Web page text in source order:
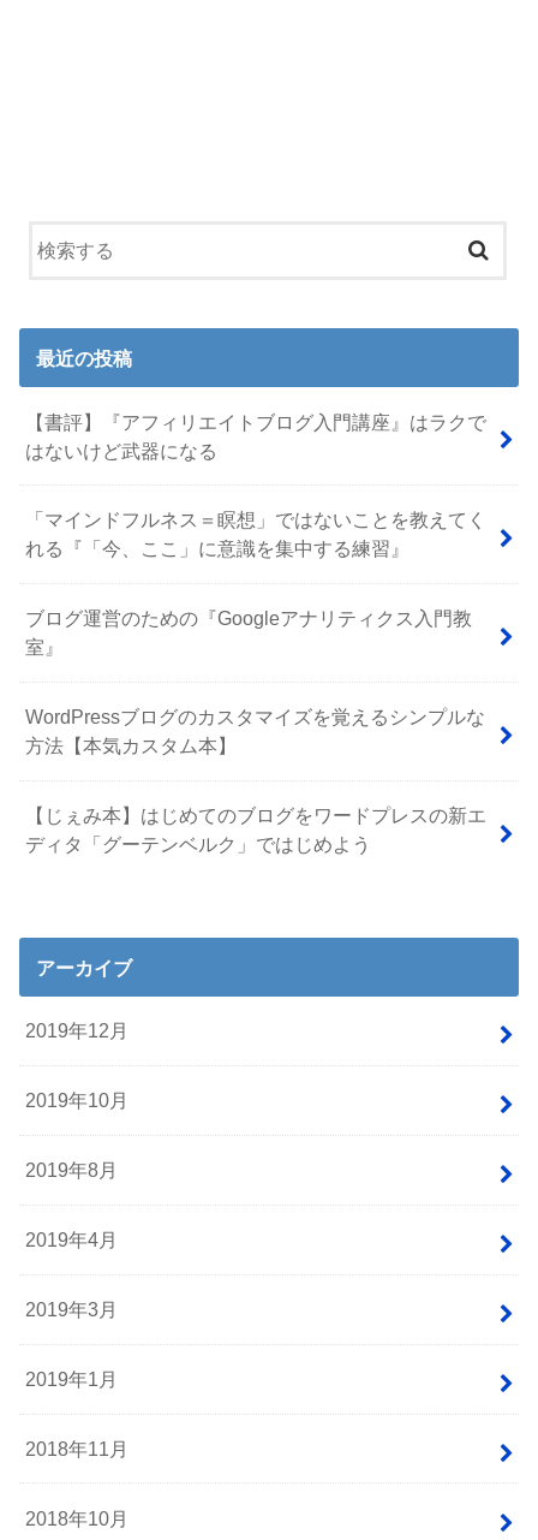
最近の投稿
【書評】『アフィリエイトブログ入門講座』はラクで
はないけど武器になる
「マインドフルネス＝瞑想」ではないことを教えてく
れる『「今、ここ」に意識を集中する練習』
ブログ運営のための『Googleアナリティクス入門教
室』
WordPressブログのカスタマイズを覚えるシンプルな
方法【本気カスタム本】
【じぇみ本】はじめてのブログをワードプレスの新エ
ディタ「グーテンベルク」ではじめよう
アーカイブ
2019年12月
2019年10月
2019年8月
2019年4月
2019年3月
2019年1月
2018年11月
2018年10月